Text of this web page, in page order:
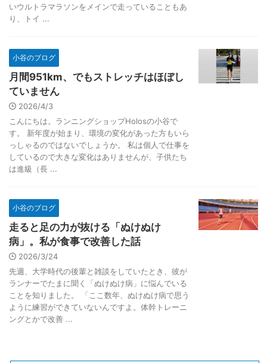
いウルトラマラソンをメインで走っていることもあ
り、トイ ...
小谷のブログ
月間951km、でもストレッチはほぼし
ていません
2026/4/3
こんにちは。ランニングショップHolosの小谷で
す。 新年度が始まり、環境の変化があった方もいら
っしゃるのではないでしょうか。 私は個人で仕事を
しているので大きな変化はありませんが、子供たち
は進級（長 ...
小谷のブログ
走ると足の力が抜ける「ぬけぬけ
病」。私が食事で改善した話
2026/3/24
先週、大学時代の後輩と雑談をしていたとき、彼が
ランナーでたまに聞く「ぬけぬけ病」に悩んでいる
ことを知りました。 「ここ数年、ぬけぬけ病で思う
ように練習ができていないんですよ。体幹トレーニ
ングとかで改善 ...